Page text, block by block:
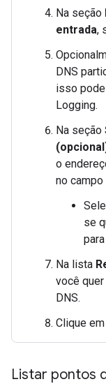
Na seção
entrada,
DNS
isso
Logging.
Na seção
o
no campo
se
Na lista
você
DNS.
Clique em
Listar pontos